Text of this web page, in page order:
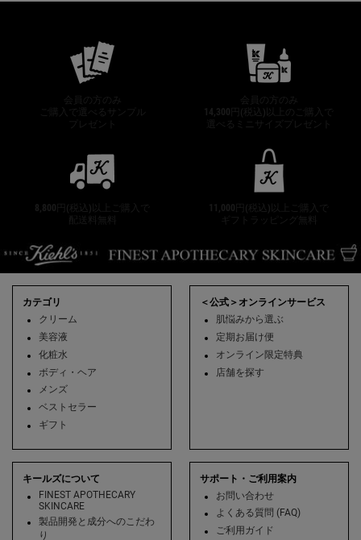
会員の方のみ
ご購入で選べるサンプル
会員の方のみ
14,300円(税込)以上のご購入で
選べるミニサイズプレゼント
8,800円(税込)以上ご購入で
11,000円(税込)以上ご購入で
カテゴリ
クリーム
美容液
化粧水
ボディ・ヘア
メンズ
ベストセラー
ギフト
＜公式＞オンラインサービス
肌悩みから選ぶ
定期お届け便
オンライン限定特典
店舗を探す
キールズについて
FINEST APOTHECARY
SKINCARE
製品開発と成分へのこだわ
り
サポート・ご利用案内
お問い合わせ
よくある質問 (FAQ)
ご利用ガイド